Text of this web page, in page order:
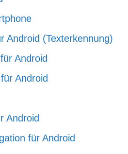
Android (Texterkennung)
Android
Android
Android
für Android